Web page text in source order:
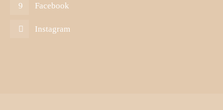
Facebook
Instagram